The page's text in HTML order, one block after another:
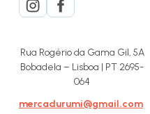
Rua Rogério da Gama Gil, 5A
Bobadela – Lisboa | PT 2695-
064
mercadurumi@gmail.com